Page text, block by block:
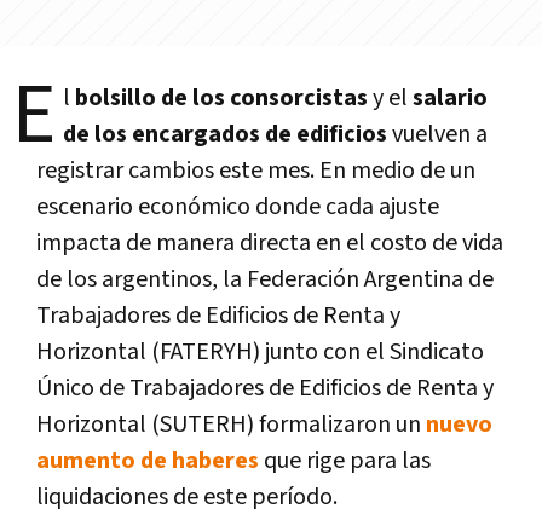
E l bolsillo de los consorcistasy elsalario
de los encargados de edificiosvuelven a
registrar cambios este mes. En medio de un
escenario económico donde cada ajuste
impacta de manera directa en el costo de vida
de los argentinos, la Federación Argentina de
Trabajadores de Edificios de Renta y
Horizontal (FATERYH) junto con el Sindicato
Único de Trabajadores de Edificios de Renta y
Horizontal (SUTERH) formalizaron un nuevo
aumento de haberes que rige para las
liquidaciones de este período.